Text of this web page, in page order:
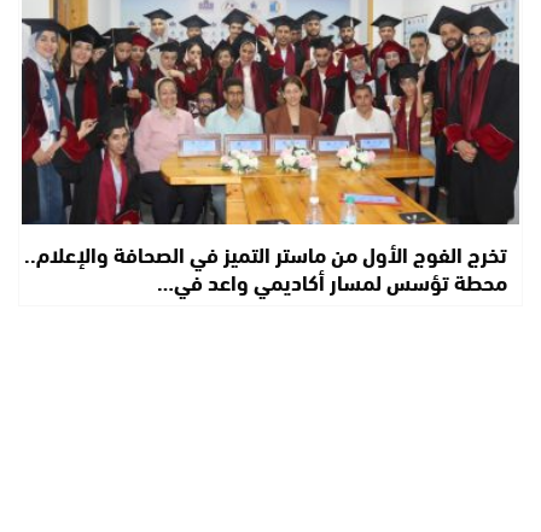
تخرج الفوج الأول من ماستر التميز في الصحافة والإعلام..
محطة تؤسس لمسار أكاديمي واعد في…